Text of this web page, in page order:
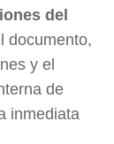
del
documento,
y el
de
inmediata